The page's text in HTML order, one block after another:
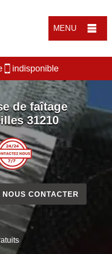
MENU
indisponible
de faîtage
31210
NOUS CONTACTER